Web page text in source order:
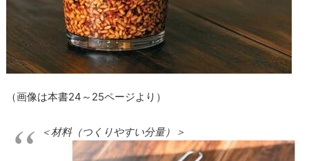
（画像は本書24～25ページより）
＜材料（つくりやすい分量）＞